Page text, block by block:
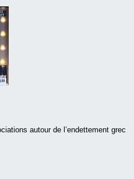
autour de l’endettement grec